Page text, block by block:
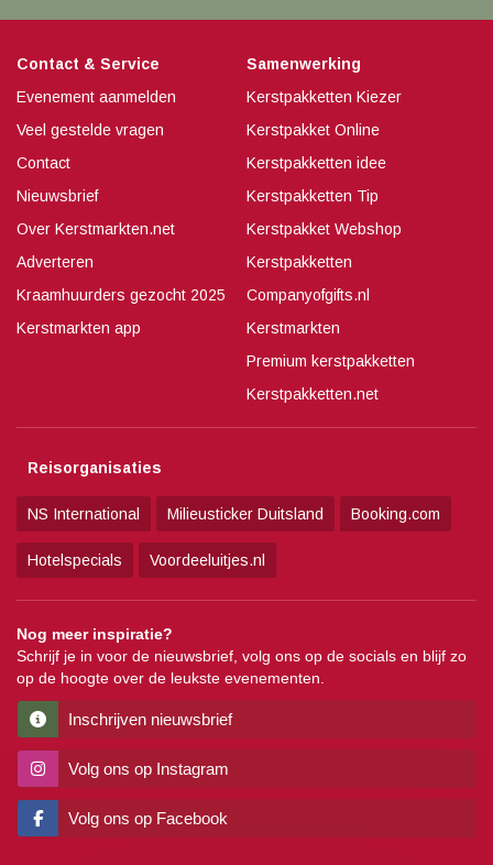
Contact & Service
Evenement aanmelden
Veel gestelde vragen
Contact
Nieuwsbrief
Over Kerstmarkten.net
Adverteren
Kraamhuurders gezocht 2025
Kerstmarkten app
Samenwerking
Kerstpakketten Kiezer
Kerstpakket Online
Kerstpakketten idee
Kerstpakketten Tip
Kerstpakket Webshop
Kerstpakketten
Companyofgifts.nl
Kerstmarkten
Premium kerstpakketten
Kerstpakketten.net
Reisorganisaties
NS International Milieusticker Duitsland Booking.com
Hotelspecials Voordeeluitjes.nl
Nog meer inspiratie?
Schrijf je in voor de nieuwsbrief, volg ons op de socials en blijf zo
op de hoogte over de leukste evenementen.
Inschrijven nieuwsbrief
Volg ons op Instagram
Volg ons op Facebook